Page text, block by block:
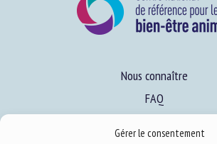
Gérer le consentement
Nous connaître
FAQ